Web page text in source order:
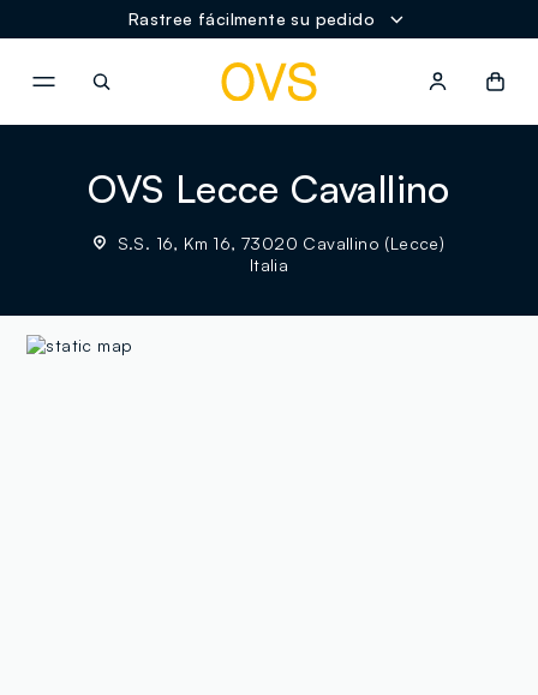
Rastree fácilmente su pedido
OVS Lecce Cavallino
S.S. 16, Km 16, 73020 Cavallino (Lecce)
Italia